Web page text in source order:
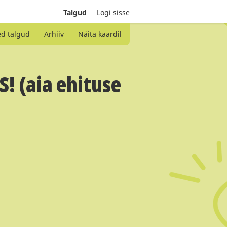
Talgud Logi sisse
talgud Arhiiv Näita kaardil
(aia ehituse